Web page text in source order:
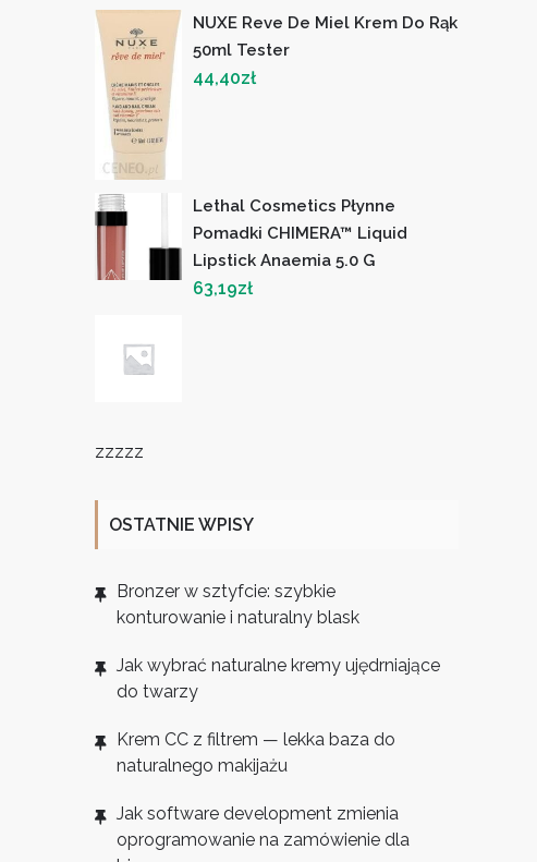
NUXE Reve De Miel Krem Do Rąk
50ml Tester
44,40zł
Lethal Cosmetics Płynne
Pomadki CHIMERA™ Liquid
Lipstick Anaemia 5.0 G
63,19zł
zzzzz
OSTATNIE WPISY
Bronzer w sztyfcie: szybkie
konturowanie i naturalny blask
Jak wybrać naturalne kremy ujędrniające
do twarzy
Krem CC z filtrem — lekka baza do
naturalnego makijażu
Jak software development zmienia
oprogramowanie na zamówienie dla